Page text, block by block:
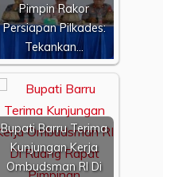
Pimpin Rakor
Persiapan Pilkades:
Tekankan…
Bupati Barru Terima
Kunjungan Kerja
Ombudsman RI Di